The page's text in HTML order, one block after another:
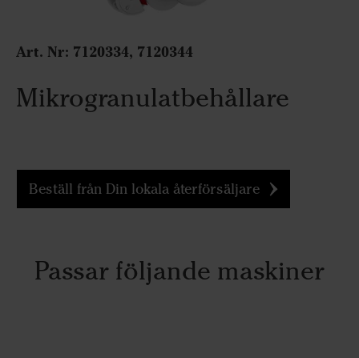
Art. Nr: 7120334, 7120344
Mikrogranulatbehållare
Beställ från Din lokala återförsäljare
Passar följande maskiner